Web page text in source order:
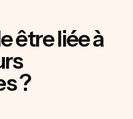
être liée à
?